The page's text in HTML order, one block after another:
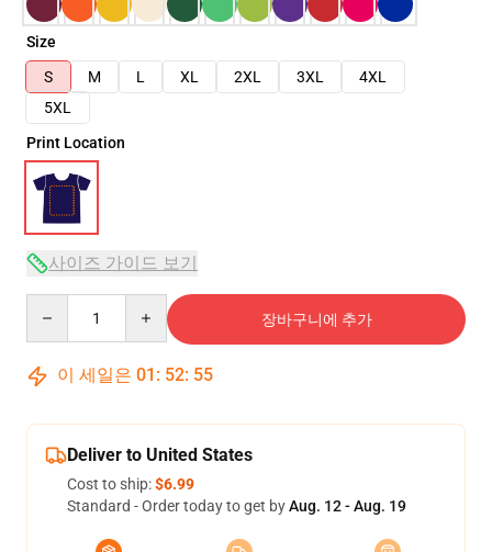
Size
S
M L XL 2XL 3XL
4XL
5XL
Print Location
사이즈 가이드 보기
장바구니에 추가
이 세일은 01 : 52: 54
Deliver to United States
Cost to ship:$6.99
Standard - Order today to get byAug. 12 - Aug. 19